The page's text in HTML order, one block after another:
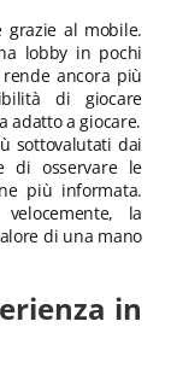
grazie al mobile.
lobby in pochi
ancora più
di giocare
adatto a giocare.
sottovalutati dai
di osservare le
più informata.
la
di una mano
in